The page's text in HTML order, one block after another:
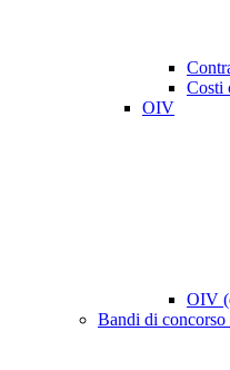
Costi
OIV
OIV
Bandi di concorso